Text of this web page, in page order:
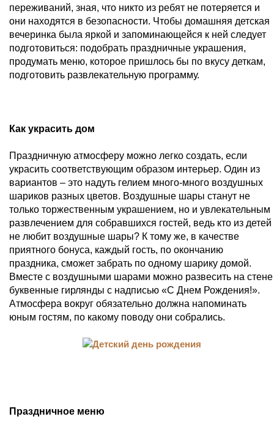
переживаний, зная, что никто из ребят не потеряется и
они находятся в безопасности. Чтобы домашняя детская
вечеринка была яркой и запоминающейся к ней следует
подготовиться: подобрать праздничные украшения,
продумать меню, которое пришлось бы по вкусу деткам,
подготовить развлекательную программу.
Как украсить дом
Праздничную атмосферу можно легко создать, если
украсить соответствующим образом интерьер. Один из
вариантов – это надуть гелием много-много воздушных
шариков разных цветов. Воздушные шары станут не
только торжественным украшением, но и увлекательным
развлечением для собравшихся гостей, ведь кто из детей
не любит воздушные шары? К тому же, в качестве
приятного бонуса, каждый гость, по окончанию
праздника, сможет забрать по одному шарику домой.
Вместе с воздушными шарами можно развесить на стене
буквенные гирлянды с надписью «С Днем Рождения!».
Атмосфера вокруг обязательно должна напоминать
юным гостям, по какому поводу они собрались.
Праздничное меню